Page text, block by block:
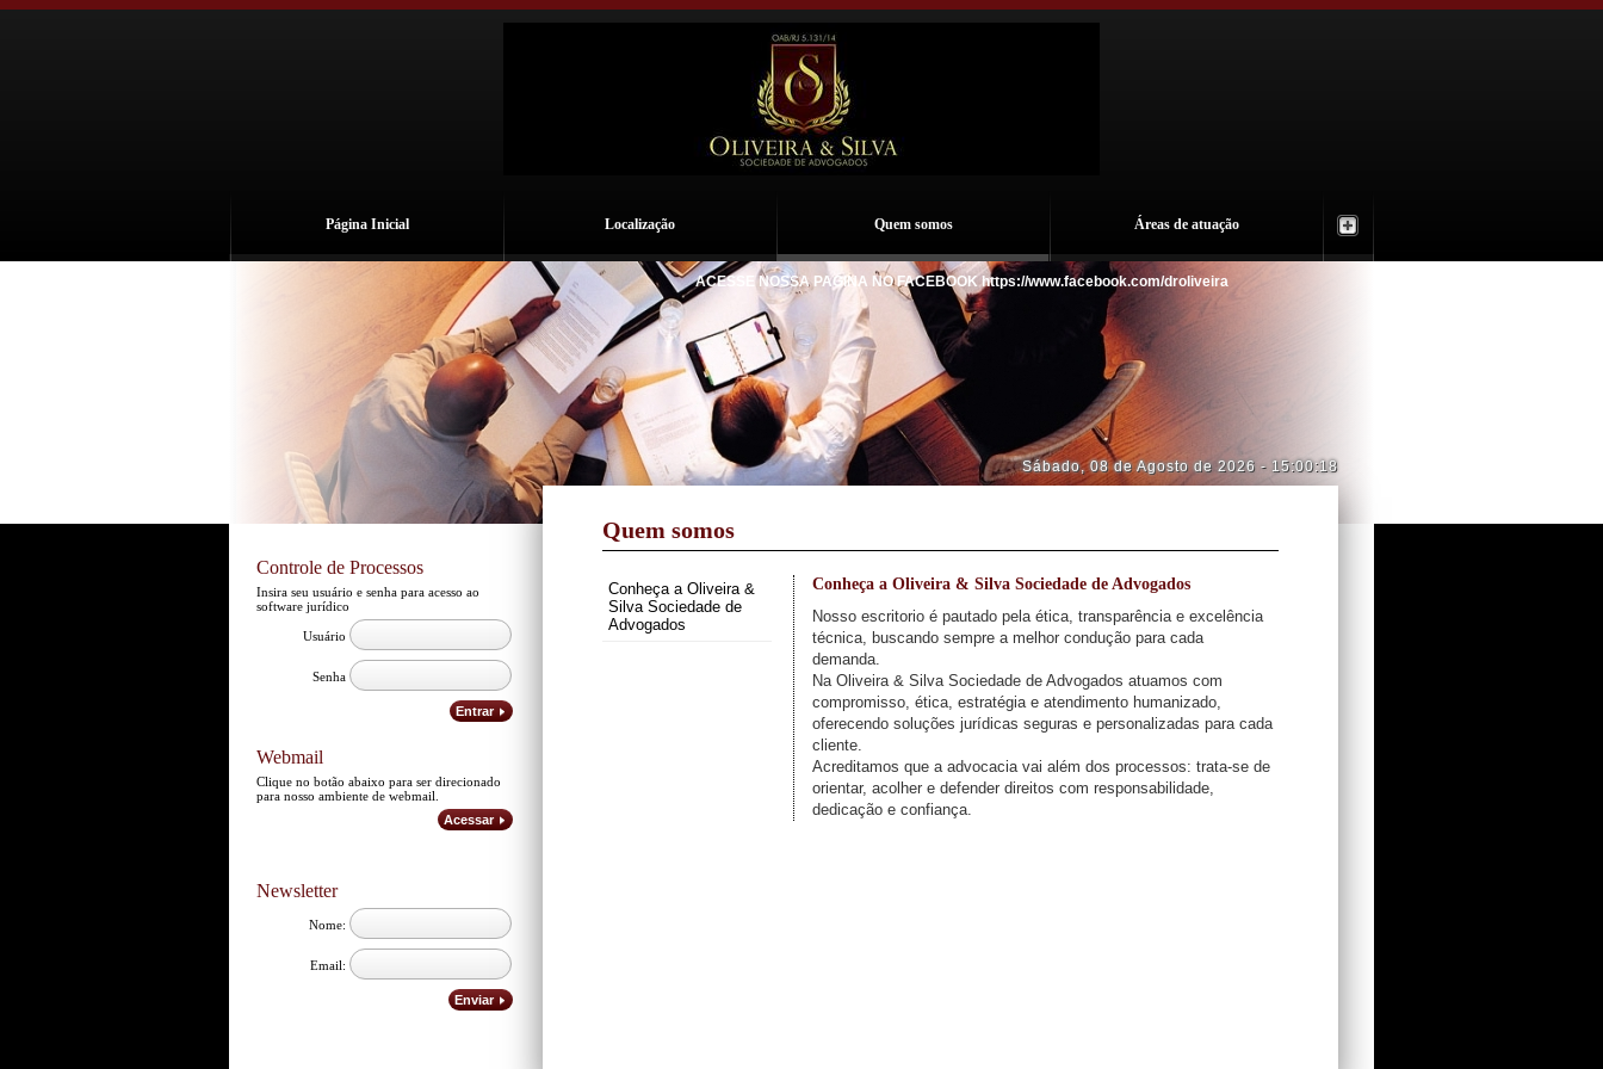
ACESSE NOSSA PAGINA NO FACEBOOK https://www.facebook.com/droliveira
Página Inicial Localização Quem somos Áreas de atuação
Sábado,08 de Agosto de 2026 - 15:00:19
Controle de Processos
Insira seu usuário e senha para acesso ao
software jurídico
Usuário
Senha
Entrar
Webmail
Clique no botão abaixo para ser direcionado
para nosso ambiente de webmail.
Acessar
Newsletter
Nome:
Email:
Enviar
Quem somos
Conheça a Oliveira & Silva Sociedade de Advogados
Nosso escritorio é pautado pela ética, transparência e excelência
técnica, buscando sempre a melhor condução para cada
demanda.
Na Oliveira & Silva Sociedade de Advogados atuamos com
compromisso, ética, estratégia e atendimento humanizado,
oferecendo soluções jurídicas seguras e personalizadas para cada
cliente.
Acreditamos que a advocacia vai além dos processos: trata-se de
orientar, acolher e defender direitos com responsabilidade,
dedicação e confiança.
Conheça a Oliveira &
Silva Sociedade de
Advogados